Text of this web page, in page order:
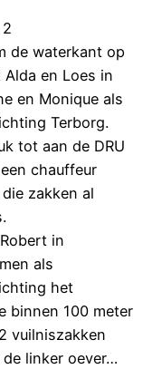
de waterkant op
en Loes in
en Monique als
Terborg.
tot aan de DRU
chauffeur
zakken al
in
als
het
binnen 100 meter
vuilniszakken
linker oever…